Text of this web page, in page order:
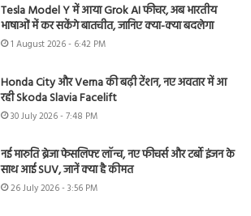
Tesla Model Y में आया Grok AI फीचर, अब भारतीय
भाषाओं में कर सकेंगे बातचीत, जानिए क्या-क्या बदलेगा
1 August 2026 - 6:42 PM
Honda City और Verna की बढ़ी टेंशन, नए अवतार में आ
रही Skoda Slavia Facelift
30 July 2026 - 7:48 PM
नई मारुति ब्रेजा फेसलिफ्ट लॉन्च, नए फीचर्स और टर्बो इंजन के
साथ आई SUV, जानें क्या है कीमत
26 July 2026 - 3:56 PM